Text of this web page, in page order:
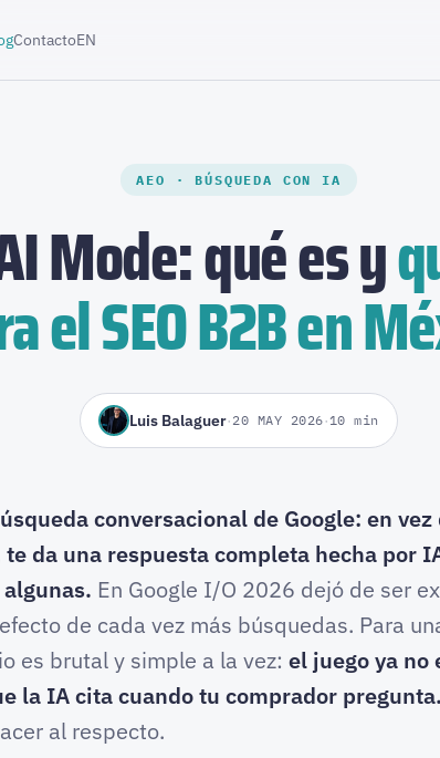
ContactoEN
AEO · BÚSQUEDA CON IA
Mode: qué es y
el SEO B2B en
Luis Balaguer· 20 MAY 2026·10 min
conversacional de Google: en
da una respuesta completa hecha por
En Google I/O 2026 dejó de ser
de cada vez más búsquedas. Para
es brutal y simple a la vez: el juego ya no
la IA cita cuando tu comprador pregunta.
al respecto.